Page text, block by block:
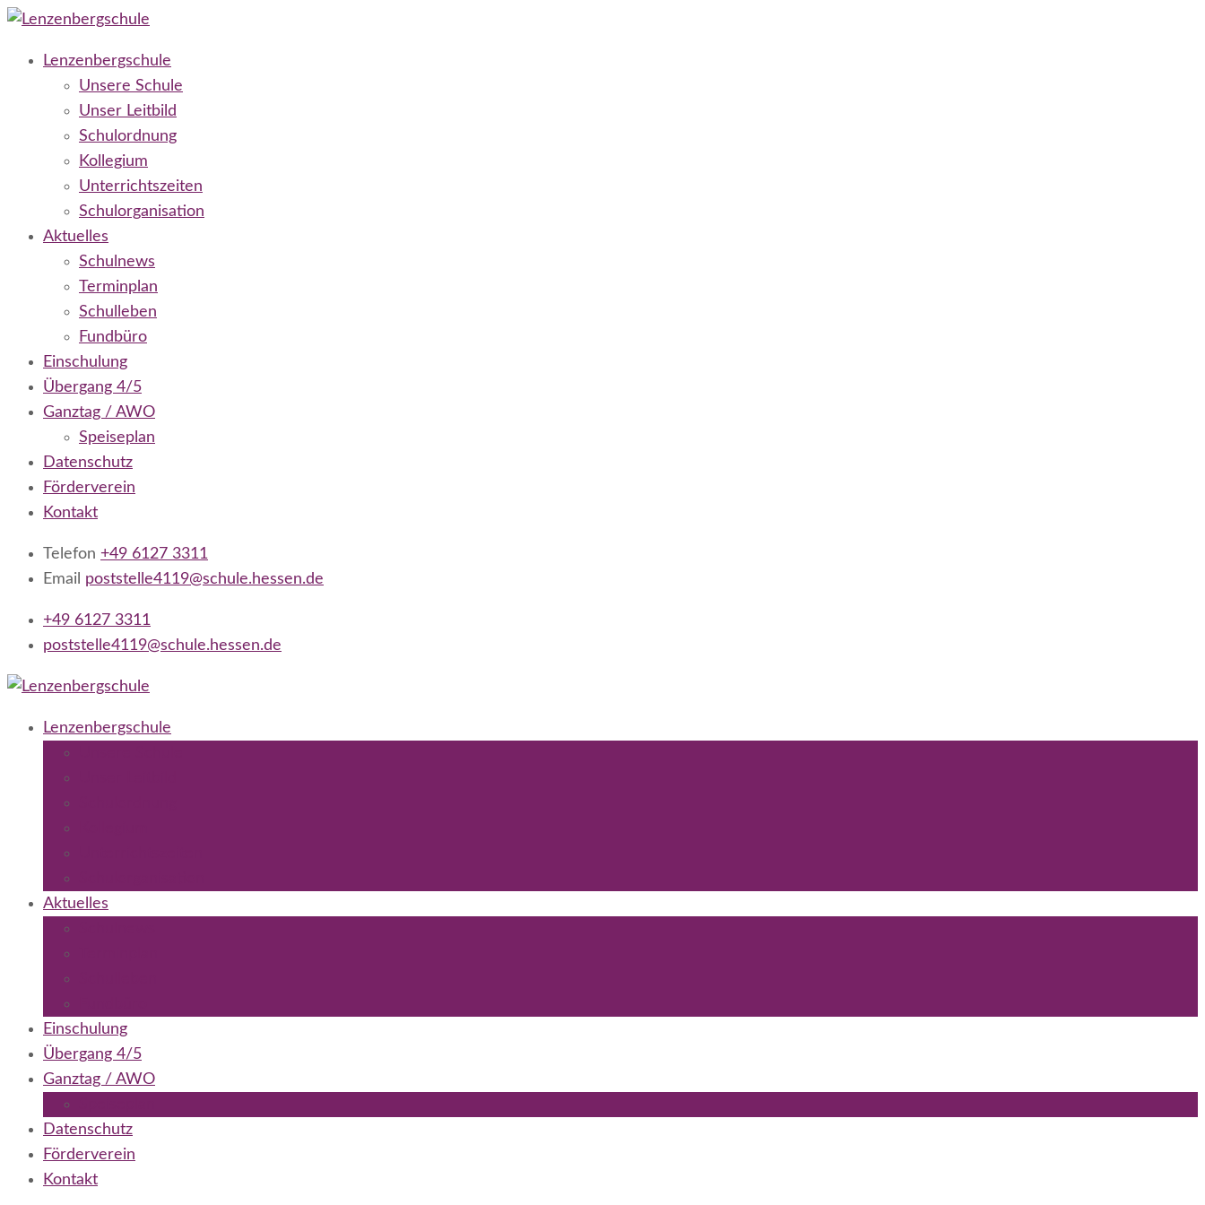
Lenzenbergschule
Grundschule Niederseelbach
Lenzenbergschule
Unsere Schule
Unser Leitbild
Schulordnung
Kollegium
Unterrichtszeiten
Schulorganisation
Aktuelles
Schulnews
Terminplan
Schulleben
Fundbüro
Einschulung
Übergang 4/5
Ganztag / AWO
Speiseplan
Datenschutz
Förderverein
Kontakt
Telefon +49 6127 3311
Email poststelle4119@schule.hessen.de
+49 6127 3311
poststelle4119@schule.hessen.de
Lenzenbergschule
Grundschule Niederseelbach
Lenzenbergschule
Aktuelles
Einschulung
Übergang 4/5
Ganztag / AWO
Datenschutz
Förderverein
Kontakt